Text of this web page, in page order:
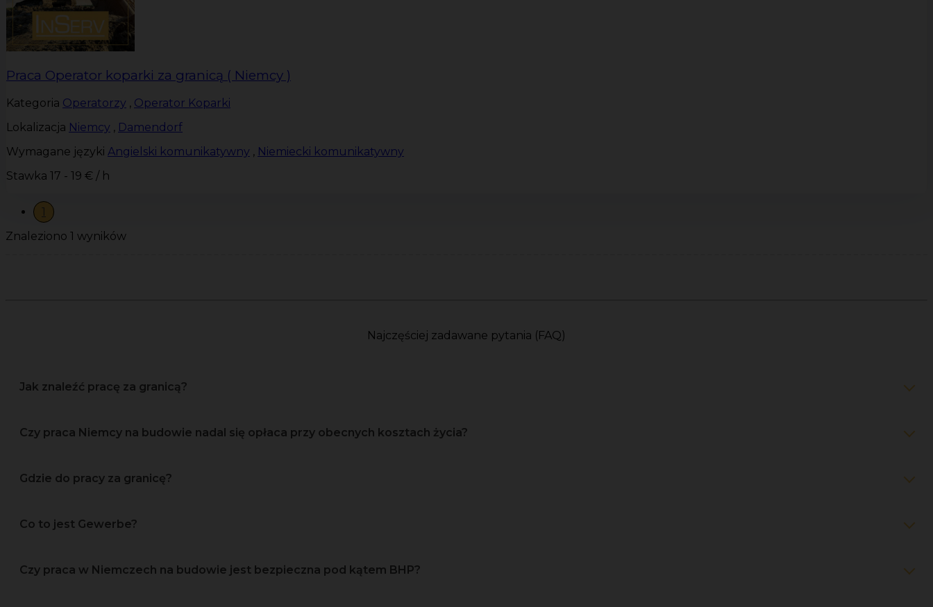
Praca Operator koparki za granicą ( Niemcy )
Kategoria Operatorzy , Operator Koparki
Lokalizacja Niemcy , Damendorf
Wymagane języki Angielski komunikatywny , Niemiecki komunikatywny
Stawka 17 - 19 € / h
1
Znaleziono 1 wyników
Najczęściej zadawane pytania (FAQ)
Jak znaleźć pracę za granicą?
Czy praca Niemcy na budowie nadal się opłaca przy obecnych kosztach życia?
Gdzie do pracy za granicę?
Co to jest Gewerbe?
Czy praca w Niemczech na budowie jest bezpieczna pod kątem BHP?